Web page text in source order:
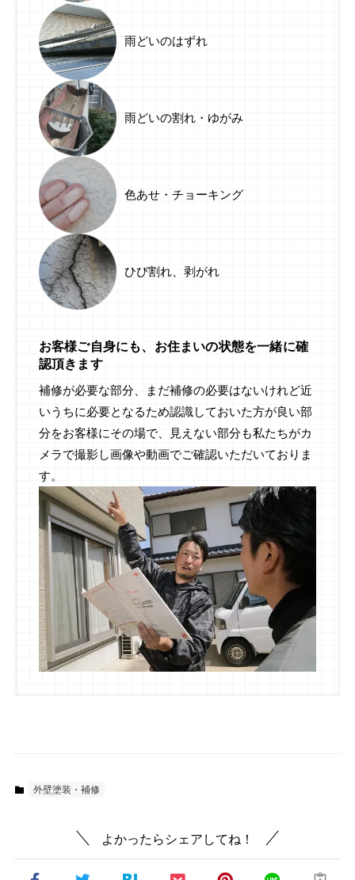
雨どいのはずれ
雨どいの割れ・ゆがみ
色あせ・チョーキング
ひび割れ、剥がれ
お客様ご自身にも、お住まいの状態を一緒に確
認頂きます
補修が必要な部分、まだ補修の必要はないけれど近
いうちに必要となるため認識しておいた方が良い部
分をお客様にその場で、見えない部分も私たちがカ
メラで撮影し画像や動画でご確認いただいておりま
す。
外壁塗装・補修
よかったらシェアしてね！